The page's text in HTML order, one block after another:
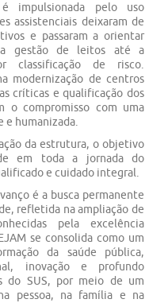
é impulsionada pelo uso
assistenciais deixaram de
e passaram a orientar
a gestão de leitos até a
classificação de risco.
modernização de centros
críticas e qualificação dos
o compromisso com uma
e humanizada.
da estrutura, o objetivo
em toda a jornada do
e cuidado integral.
é a busca permanente
refletida na ampliação de
pela excelência
se consolida como um
da saúde pública,
inovação e profundo
do SUS, por meio de um
pessoa, na família e na